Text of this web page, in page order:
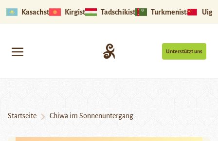
Kasachstan Kirgistan Tadschikistan Turkmenistan
Unterstützt uns
Startseite Chiwa im Sonnenuntergang